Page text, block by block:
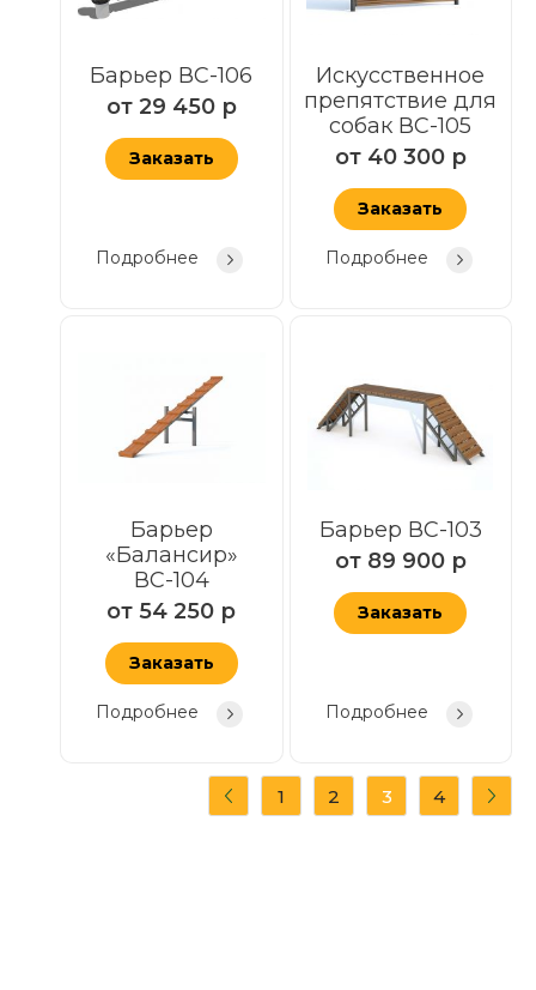
Барьер ВС-106
от 29 450 р
Заказать
Подробнее
Искусственное
препятствие для
собак ВС-105
от 40 300 р
Заказать
Подробнее
Барьер
«Балансир»
ВС-104
от54 250 р
Заказать
Подробнее
Барьер ВС-103
от 89 900 р
Заказать
Подробнее
1 2 3 4